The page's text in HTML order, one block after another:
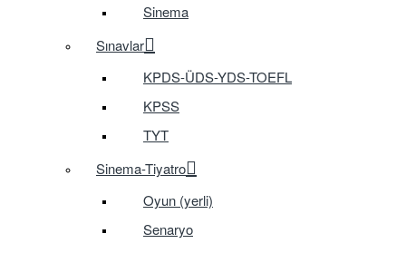
Sinema
Sınavlar
KPDS-ÜDS-YDS-TOEFL
KPSS
TYT
Sinema-Tiyatro
Oyun (yerli)
Senaryo